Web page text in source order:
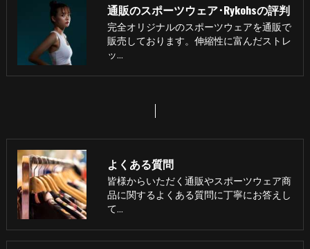
通販のスポーツウェア･Rykohsの評判
完全オリジナルのスポーツウェアを通販で
販売しております。伸縮性に富んだストレ
ッ…
よくある質問
皆様からいただく通販やスポーツウェア商
品に関するよくある質問に丁寧にお答えし
て…